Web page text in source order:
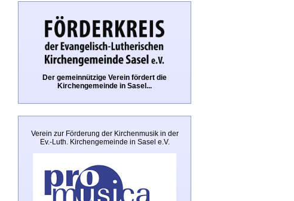
Der gemeinnützige Verein fördert die
Kirchengemeinde in Sasel...
Verein zur Förderung der Kirchenmusik in der
Ev.-Luth. Kirchengemeinde in Sasel e.V.